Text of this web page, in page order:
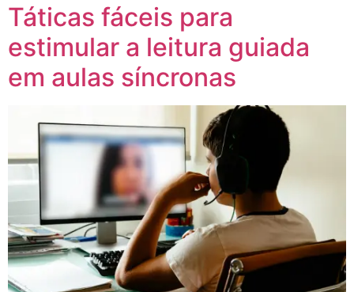
Táticas fáceis para
estimular a leitura guiada
em aulas síncronas